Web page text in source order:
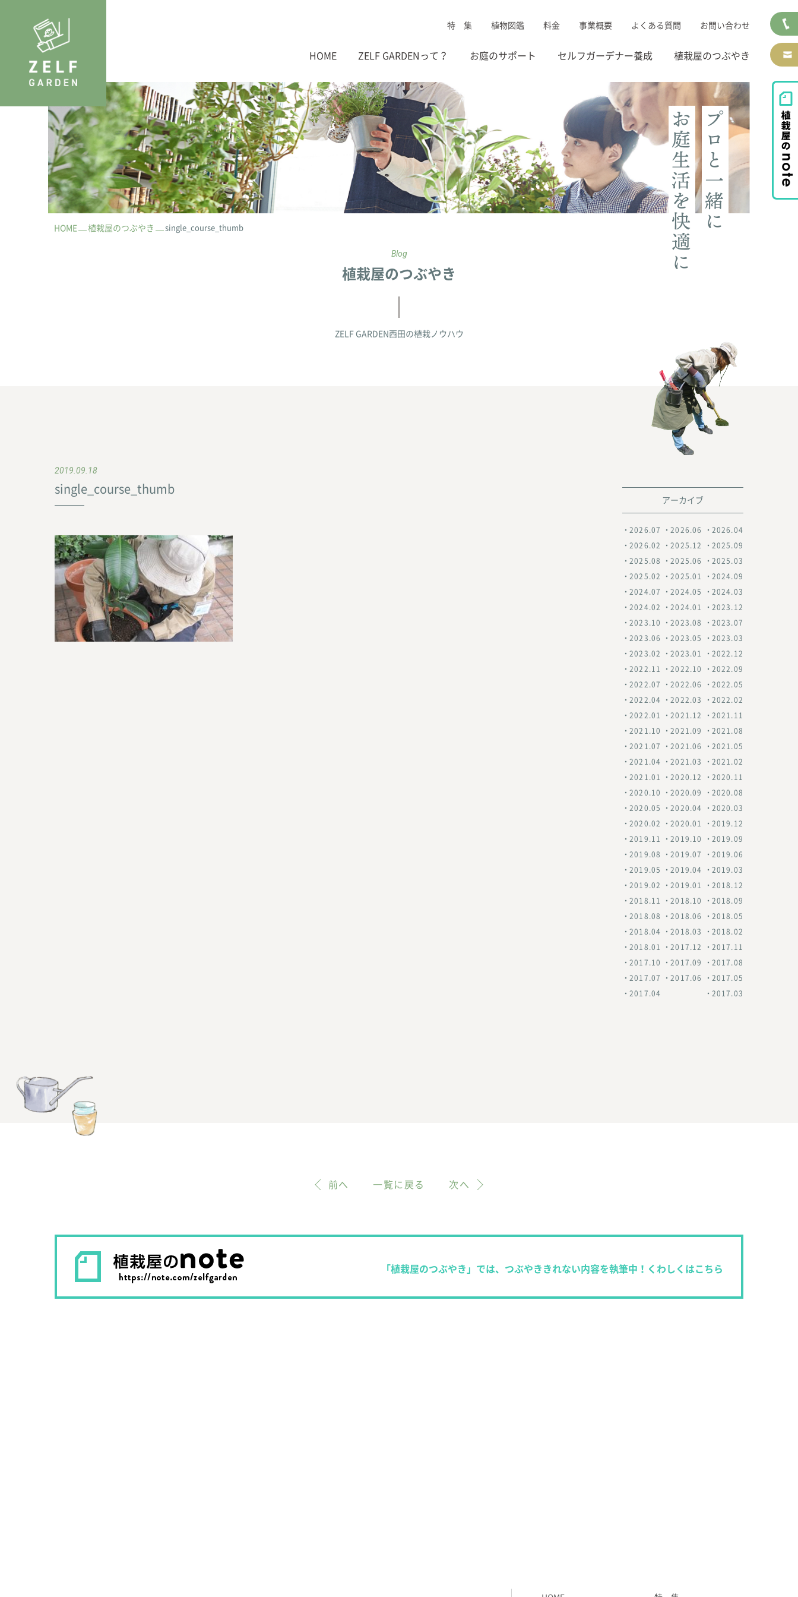
HOME ZELF GARDENって？ お庭のサポート セルフガーデナー養成 植栽屋のつぶやき
特 集 植物図鑑 料金 事業概要 よくある質問 お問い合わせ
HOME 植栽屋のつぶやき single_course_thumb
Blog
植栽屋のつぶやき
ZELF GARDEN西田の植栽ノウハウ
2019.09.18
single_course_thumb
アーカイブ
2026.07 2026.06 2026.04
2026.02 2025.12 2025.09
2025.08 2025.06 2025.03
2025.02 2025.01 2024.09
2024.07 2024.05 2024.03
2024.02 2024.01 2023.12
2023.10 2023.08 2023.07
2023.06 2023.05 2023.03
2023.02 2023.01 2022.12
2022.11 2022.10 2022.09
2022.07 2022.06 2022.05
2022.04 2022.03 2022.02
2022.01 2021.12 2021.11
2021.10 2021.09 2021.08
2021.07 2021.06 2021.05
2021.04 2021.03 2021.02
2021.01 2020.12 2020.11
2020.10 2020.09 2020.08
2020.05 2020.04 2020.03
2020.02 2020.01 2019.12
2019.11 2019.10 2019.09
2019.08 2019.07 2019.06
2019.05 2019.04 2019.03
2019.02 2019.01 2018.12
2018.11 2018.10 2018.09
2018.08 2018.06 2018.05
2018.04 2018.03 2018.02
2018.01 2017.12 2017.11
2017.10 2017.09 2017.08
2017.07 2017.06 2017.05
2017.04 2017.03
前へ 一覧に戻る 次へ
「植栽屋のつぶやき」では、つぶやききれない内容を執筆中！くわしくはこちら